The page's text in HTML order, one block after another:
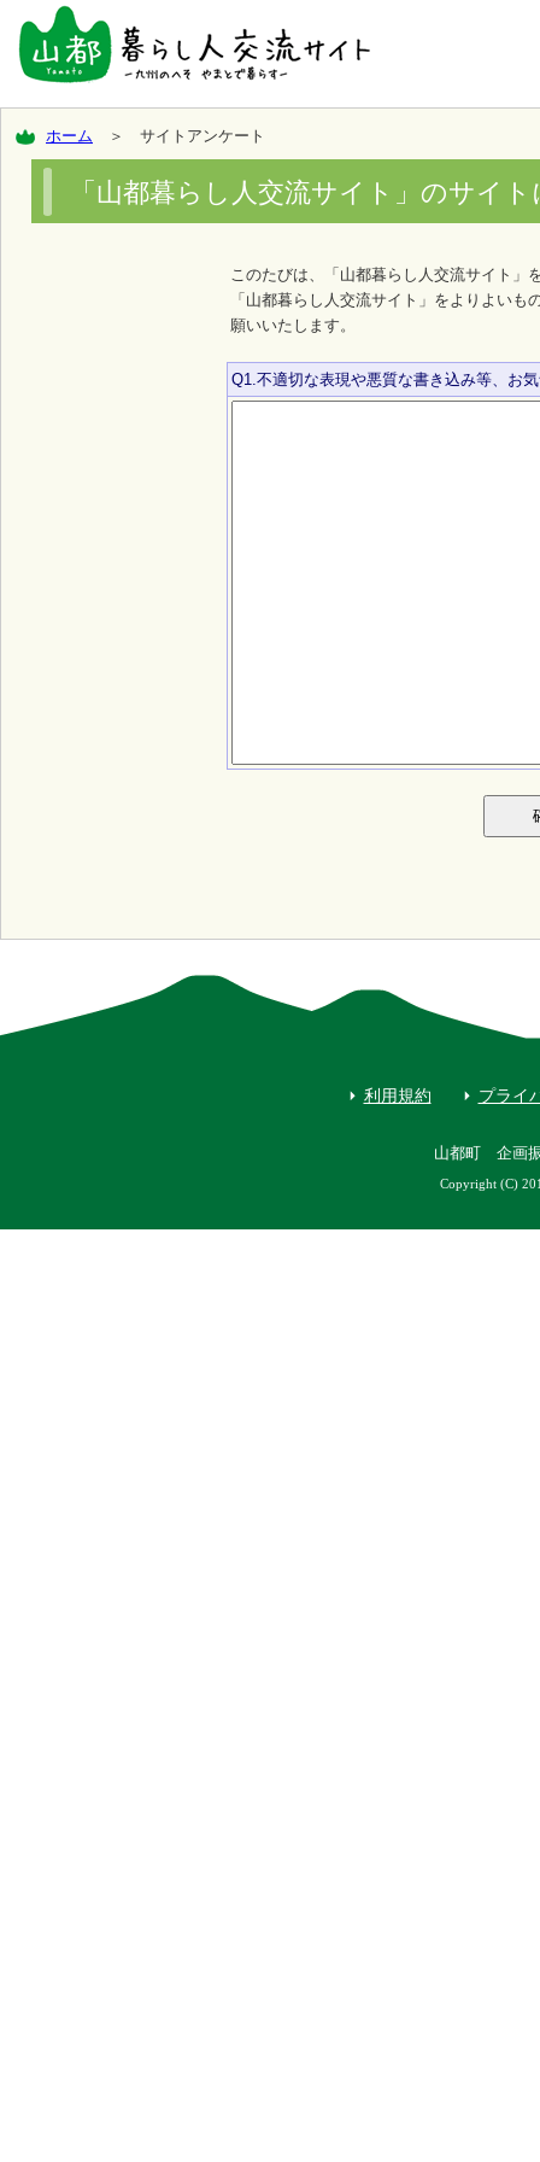
ホーム ＞ サイトアンケート
「山都暮らし人交流サイト」のサイ
このたびは、「山都暮らし人交流サイト」
「山都暮らし人交流サイト」をよりよい
願いいたします。
Q1.不適切な表現や悪質な書き込み等、お
利用規約 プライ
山都町 企画
Copyright (C)